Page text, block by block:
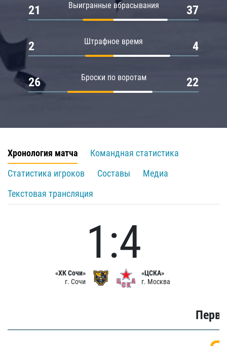
Выигранные вбрасывания
21 37
Штрафное время
2 4
Броски по воротам
26 22
Хронология матча
Командная статистика
Статистика игроков
Составы
Медиа
Текстовая трансляция
«ХК Сочи»
г. Сочи
1:4
«ЦСКА»
г. Москва